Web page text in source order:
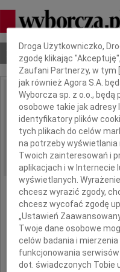
Nekrologi Odeszli
IMIĘ I NAZWISKO:
REGION:
DATA EMISJI: 23.06.2016
Z głębokim
Dbamy o Twoją
Droga Użytkowniczko,
zgodę klikając
Zaufani Partnerzy, w tym
jak również Agora S.A.
Wyborcza sp. z o.o.,
osobowe takie jak adresy
identyfikatory plików
tych plikach do celów
na potrzeby wyświetlania
Twoich zainteresowań i
aplikacjach i w Internecie
wyświetlanych.
chcesz wyrazić zgody,
chcesz wycofać zgodę
„Ustawień
Twoje dane osobowe
celów badania i
funkcjonowania serwisów
dot. świadczonych Tobie